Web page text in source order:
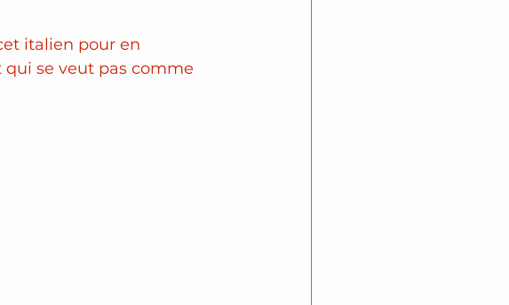
italien pour en
qui se veut pas comme